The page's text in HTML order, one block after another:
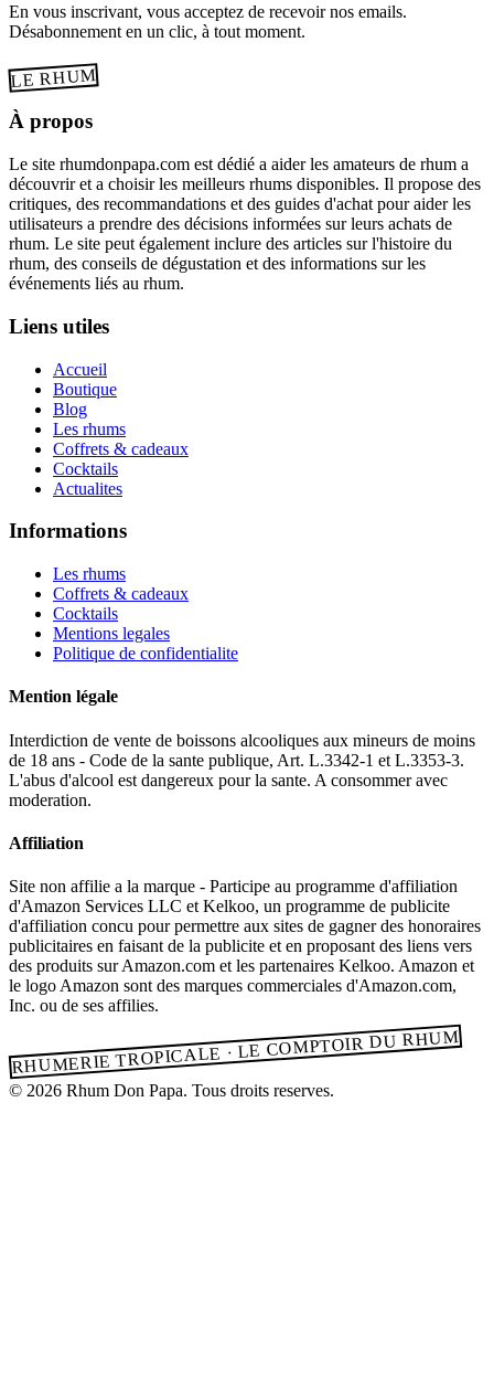
En vous inscrivant, vous acceptez de recevoir nos emails.
Désabonnement en un clic, à tout moment.
LE RHUM
À propos
Le site rhumdonpapa.com est dédié a aider les amateurs de rhum a
découvrir et a choisir les meilleurs rhums disponibles. Il propose des
critiques, des recommandations et des guides d'achat pour aider les
utilisateurs a prendre des décisions informées sur leurs achats de
rhum. Le site peut également inclure des articles sur l'histoire du
rhum, des conseils de dégustation et des informations sur les
événements liés au rhum.
Liens utiles
Accueil
Boutique
Blog
Les rhums
Coffrets & cadeaux
Cocktails
Actualites
Informations
Les rhums
Coffrets & cadeaux
Cocktails
Mentions legales
Politique de confidentialite
Mention légale
Interdiction de vente de boissons alcooliques aux mineurs de moins
de 18 ans - Code de la sante publique, Art. L.3342-1 et L.3353-3.
L'abus d'alcool est dangereux pour la sante. A consommer avec
moderation.
Affiliation
Site non affilie a la marque - Participe au programme d'affiliation
d'Amazon Services LLC et Kelkoo, un programme de publicite
d'affiliation concu pour permettre aux sites de gagner des honoraires
publicitaires en faisant de la publicite et en proposant des liens vers
des produits sur Amazon.com et les partenaires Kelkoo. Amazon et
le logo Amazon sont des marques commerciales d'Amazon.com,
Inc. ou de ses affilies.
RHUMERIE TROPICALE · LE COMPTOIR DU RHUM
© 2026 Rhum Don Papa. Tous droits reserves.